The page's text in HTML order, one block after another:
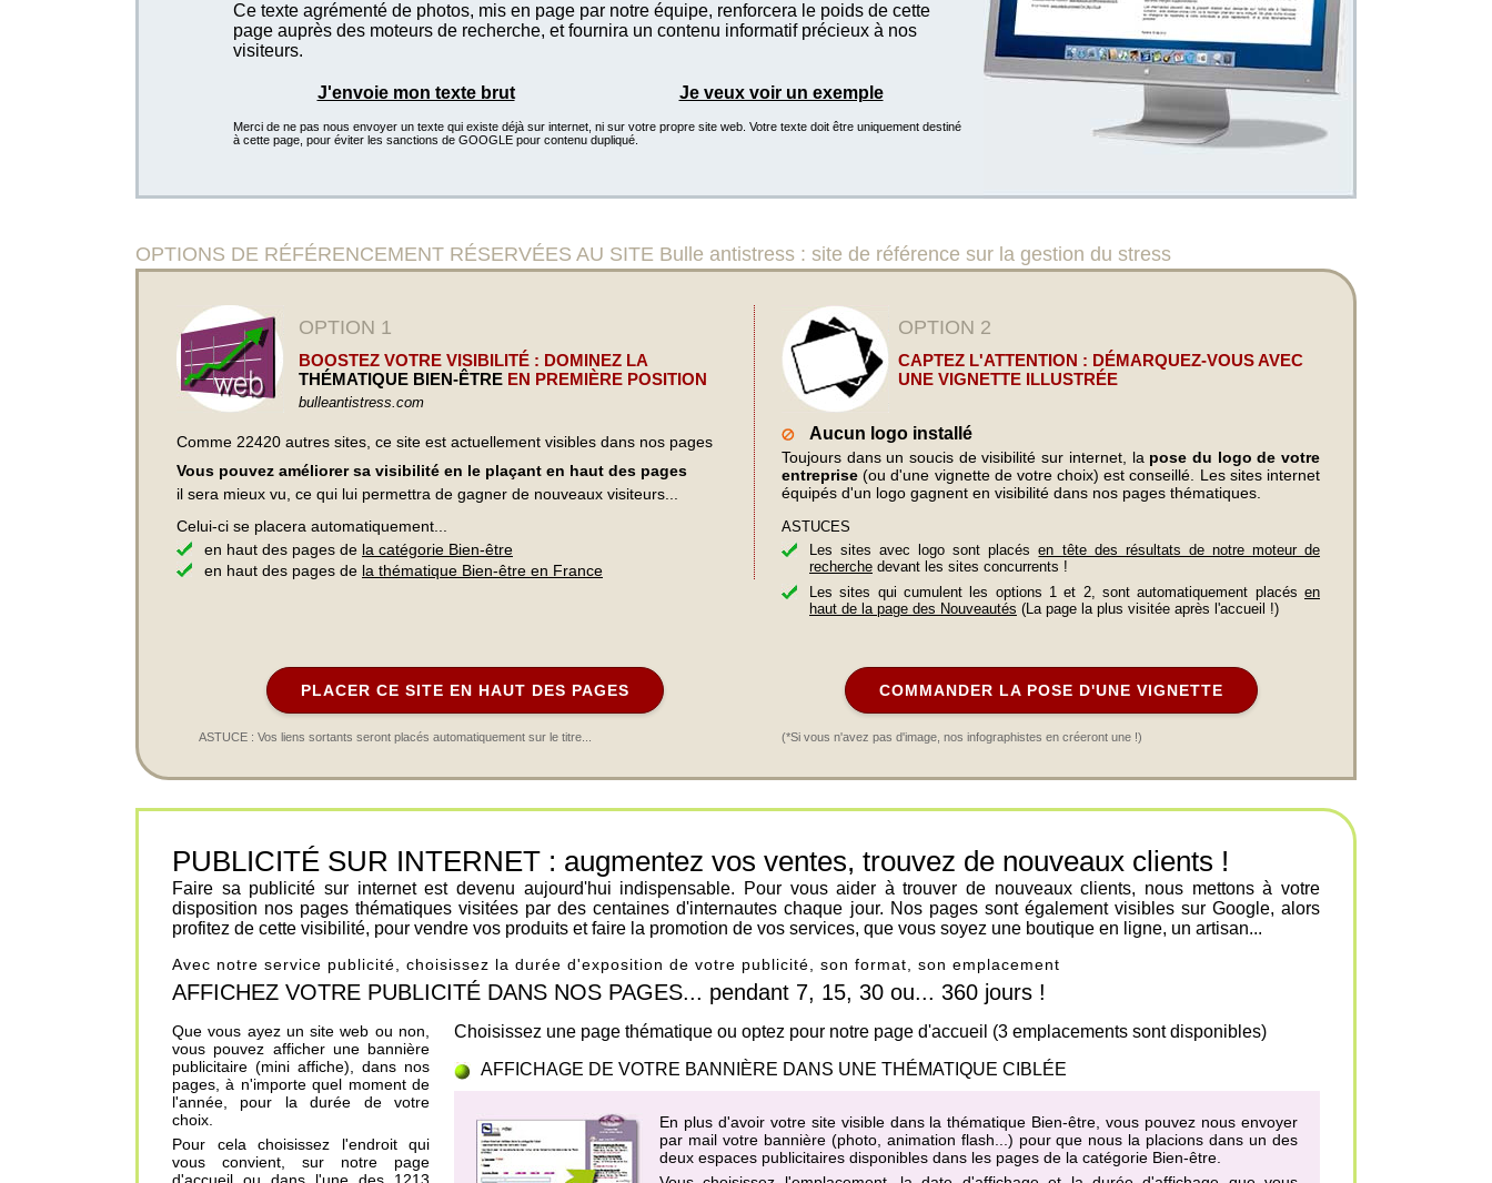
Ce texte agrémenté de photos, mis en page par notre équipe, renforcera le poids de cette
page auprès des moteurs de recherche, et fournira un contenu informatif précieux à nos
visiteurs.
J'envoie mon texte brut Je veux voir un exemple
Merci de ne pas nous envoyer un texte qui existe déjà sur internet, ni sur votre propre site web. Votre texte doit être uniquement destiné
à cette page, pour éviter les sanctions de GOOGLE pour contenu dupliqué.
OPTIONS DE RÉFÉRENCEMENT RÉSERVÉES AU SITE Bulle antistress : site de référence sur la gestion du stress
OPTION 1
BOOSTEZ VOTRE VISIBILITÉ : DOMINEZ LA
THÉMATIQUE BIEN-ÊTRE EN PREMIÈRE POSITION
bulleantistress.com
Comme 22420 autres sites, ce site est actuellement visibles dans nos pages
Vous pouvez améliorer sa visibilité en le plaçant en haut des pages
il sera mieux vu, ce qui lui permettra de gagner de nouveaux visiteurs...
Celui-ci se placera automatiquement...
en haut des pages de la catégorie Bien-être
en haut des pages de la thématique Bien-être en France
OPTION 2
CAPTEZ L'ATTENTION : DÉMARQUEZ-VOUS AVEC
UNE VIGNETTE ILLUSTRÉE
Aucun logo installé
Toujours dans un soucis de visibilité sur internet, la pose du logo de votre
entreprise (ou d'une vignette de votre choix) est conseillé. Les sites internet
équipés d'un logo gagnent en visibilité dans nos pages thématiques.
ASTUCES
Les sites avec logo sont placésen tête des résultats de notre moteur de
recherche devant les sites concurrents !
Les sites qui cumulent les options 1 et 2, sont automatiquement placés en
haut de la page des Nouveautés (La page la plus visitée après l'accueil !)
PLACER CE SITE EN HAUT DES PAGES
ASTUCE : Vos liens sortants seront placés automatiquement sur le titre...
COMMANDER LA POSE D'UNE VIGNETTE
(*Si vous n'avez pas d'image, nos infographistes en créeront une !)
PUBLICITÉ SUR INTERNET : augmentez vos ventes, trouvez de nouveaux clients !
Faire sa publicité sur internet est devenu aujourd'hui indispensable. Pour vous aider à trouver de nouveaux clients, nous mettons à votre
disposition nos pages thématiques visitées par des centaines d'internautes chaque jour. Nos pages sont également visibles sur Google, alors
profitez de cette visibilité, pour vendre vos produits et faire la promotion de vos services, que vous soyez une boutique en ligne, un artisan...
Avec notre service publicité, choisissez la durée d'exposition de votre publicité, son format, son emplacement
AFFICHEZ VOTRE PUBLICITÉ DANS NOS PAGES... pendant 7, 15, 30 ou... 360 jours !
Que vous ayez un site web ou non,
vous pouvez afficher une bannière
publicitaire (mini affiche), dans nos
pages, à n'importe quel moment de
l'année, pour la durée de votre
choix.
Pour cela choisissez l'endroit qui
vous convient, sur notre page
Choisissez une page thématique ou optez pour notre page d'accueil (3 emplacements sont disponibles)
AFFICHAGE DE VOTRE BANNIÈRE DANS UNE THÉMATIQUE CIBLÉE
En plus d'avoir votre site visible dans la thématique Bien-être, vous pouvez nous envoyer
par mail votre bannière (photo, animation flash...) pour que nous la placions dans un des
deux espaces publicitaires disponibles dans les pages de la catégorie Bien-être